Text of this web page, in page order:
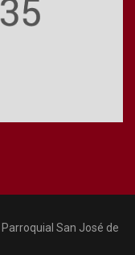
San José de